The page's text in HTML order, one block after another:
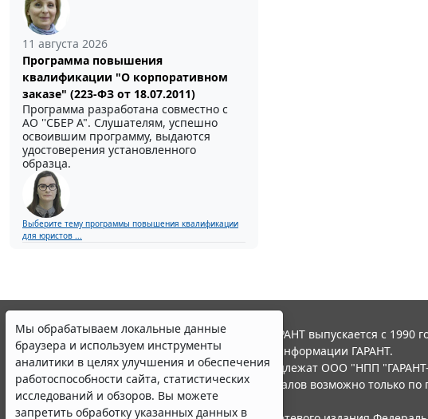
11 августа 2026
Программа повышения
квалификации "О корпоративном
заказе" (223-ФЗ от 18.07.2011)
Программа разработана совместно с
АО ''СБЕР А". Слушателям, успешно
освоившим программу, выдаются
удостоверения установленного
образца.
Выберите тему программы повышения квалификации
для юристов ...
Мы обрабатываем локальные данные
браузера и используем инструменты
аналитики в целях улучшения и обеспечения
работоспособности сайта, статистических
исследований и обзоров. Вы можете
запретить обработку указанных данных в
© ООО "НПП "ГАРАНТ-СЕРВИС", 2026. Система ГАРАНТ выпускается с 1990
участниками Российской ассоциации правовой информации ГАРАНТ.
Все права на материалы сайта ГАРАНТ.РУ принадлежат ООО "НПП
Полное или частичное воспроизведение материалов возможно только
Правила использования портала.